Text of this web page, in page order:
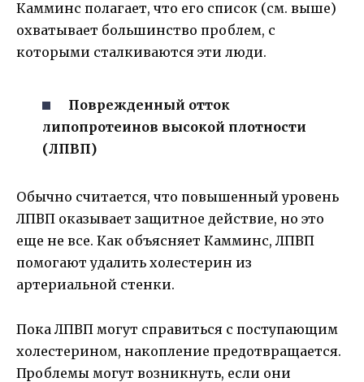
Камминс полагает, что его список (см. выше)
охватывает большинство проблем, с
которыми сталкиваются эти люди.
Поврежденный отток
липопротеинов высокой плотности
(ЛПВП)
Обычно считается, что повышенный уровень
ЛПВП оказывает защитное действие, но это
еще не все. Как объясняет Камминс, ЛПВП
помогают удалить холестерин из
артериальной стенки.
Пока ЛПВП могут справиться с поступающим
холестерином, накопление предотвращается.
Проблемы могут возникнуть, если они